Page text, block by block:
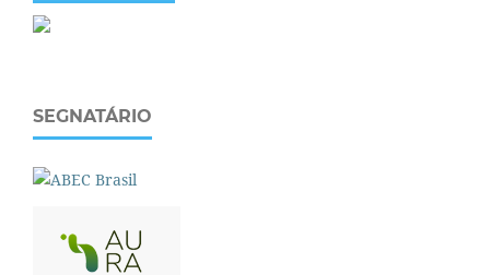
SEGNATÁRIO